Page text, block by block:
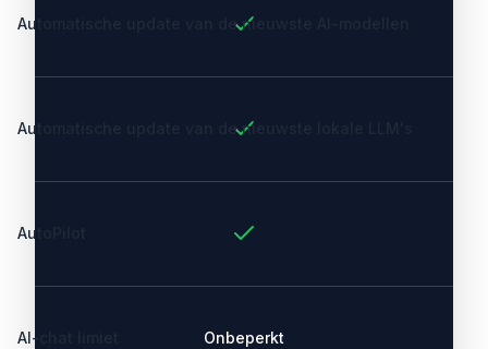
Automatische update van de nieuwste AI-modellen
Automatische update van de nieuwste lokale LLM's
AutoPilot
AI-chat limiet Onbeperkt